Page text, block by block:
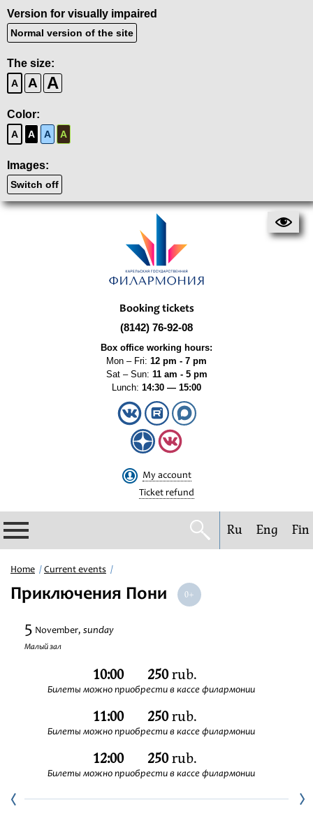
Version for visually impaired
Normal version of the site
The size:
A A A
Color:
A A A A
Images:
Switch off
Booking tickets
(8142) 76-92-08
Box office working hours:
Mon – Fri: 12 pm - 7 pm
Sat – Sun: 11 am - 5 pm
Lunch: 14:30 — 15:00
My account
Ticket refund
Philharmonic
Current events
Festivals
Ru Eng Fin
Home Current events
Приключения Пони
5 November, sunday
Малый зал
10:00 250rub.
Билеты можно приобрести в кассе филармонии
11:00 250rub.
Билеты можно приобрести в кассе филармонии
12:00 250rub.
Билеты можно приобрести в кассе филармонии